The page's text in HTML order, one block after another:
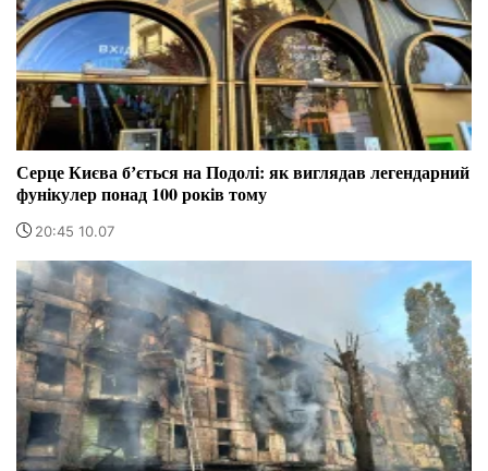
Серце Києва бʼється на Подолі: як виглядав легендарний
фунікулер понад 100 років тому
20:45 10.07